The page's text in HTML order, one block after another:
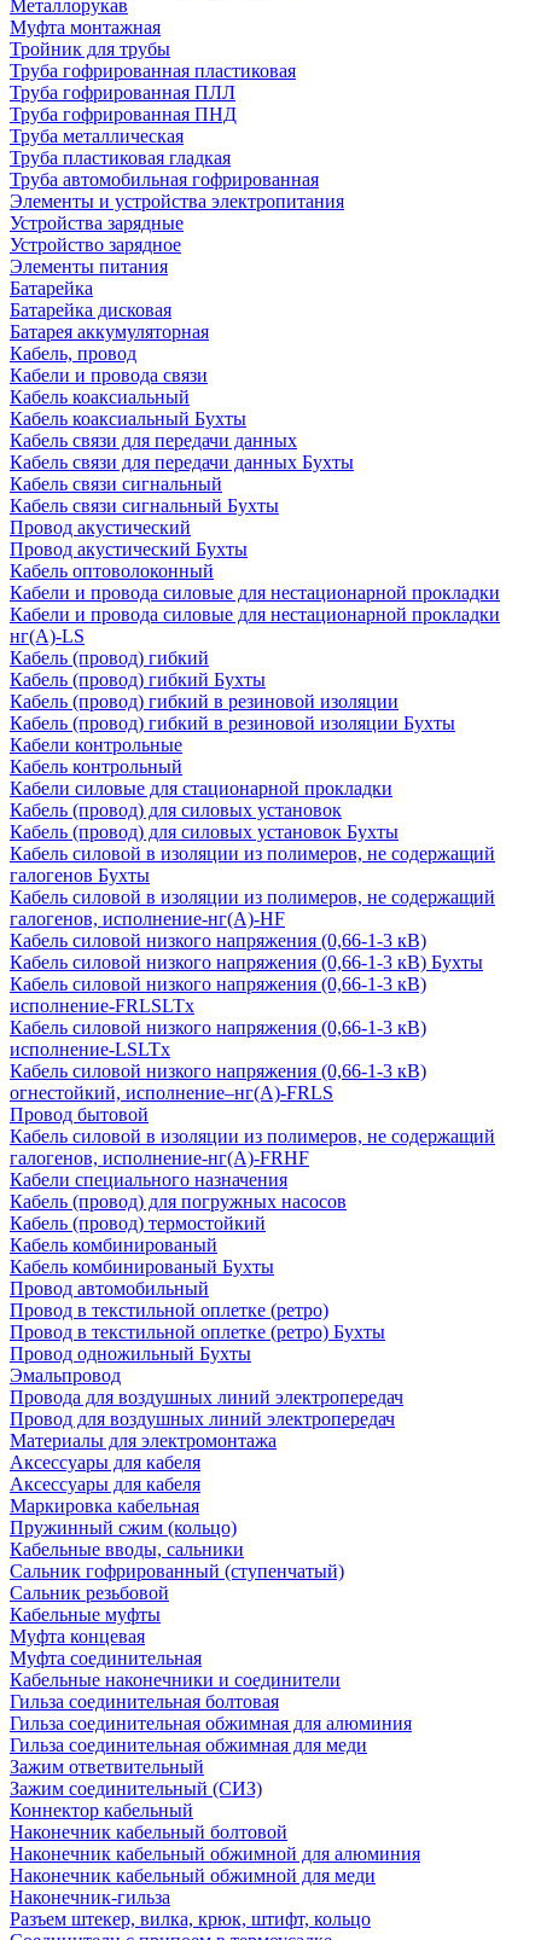
Металлорукав
Муфта монтажная
Тройник для трубы
Труба гофрированная пластиковая
Труба гофрированная ПЛЛ
Труба гофрированная ПНД
Труба металлическая
Труба пластиковая гладкая
Труба автомобильная гофрированная
Элементы и устройства электропитания
Устройства зарядные
Устройство зарядное
Элементы питания
Батарейка
Батарейка дисковая
Батарея аккумуляторная
Кабель, провод
Кабели и провода связи
Кабель коаксиальный
Кабель коаксиальный Бухты
Кабель связи для передачи данных
Кабель связи для передачи данных Бухты
Кабель связи сигнальный
Кабель связи сигнальный Бухты
Провод акустический
Провод акустический Бухты
Кабель оптоволоконный
Кабели и провода силовые для нестационарной прокладки
Кабели и провода силовые для нестационарной прокладки
нг(А)-LS
Кабель (провод) гибкий
Кабель (провод) гибкий Бухты
Кабель (провод) гибкий в резиновой изоляции
Кабель (провод) гибкий в резиновой изоляции Бухты
Кабели контрольные
Кабель контрольный
Кабели силовые для стационарной прокладки
Кабель (провод) для силовых установок
Кабель (провод) для силовых установок Бухты
Кабель силовой в изоляции из полимеров, не содержащий
галогенов Бухты
Кабель силовой в изоляции из полимеров, не содержащий
галогенов, исполнение-нг(А)-HF
Кабель силовой низкого напряжения (0,66-1-3 кВ)
Кабель силовой низкого напряжения (0,66-1-3 кВ) Бухты
Кабель силовой низкого напряжения (0,66-1-3 кВ)
исполнение-FRLSLTx
Кабель силовой низкого напряжения (0,66-1-3 кВ)
исполнение-LSLTx
Кабель силовой низкого напряжения (0,66-1-3 кВ)
огнестойкий, исполнение–нг(А)-FRLS
Провод бытовой
Кабель силовой в изоляции из полимеров, не содержащий
галогенов, исполнение-нг(А)-FRHF
Кабели специального назначения
Кабель (провод) для погружных насосов
Кабель (провод) термостойкий
Кабель комбинированый
Кабель комбинированый Бухты
Провод автомобильный
Провод в текстильной оплетке (ретро)
Провод в текстильной оплетке (ретро) Бухты
Провод одножильный Бухты
Эмальпровод
Провода для воздушных линий электропередач
Провод для воздушных линий электропередач
Материалы для электромонтажа
Аксессуары для кабеля
Аксессуары для кабеля
Маркировка кабельная
Пружинный сжим (кольцо)
Кабельные вводы, сальники
Сальник гофрированный (ступенчатый)
Сальник резьбовой
Кабельные муфты
Муфта концевая
Муфта соединительная
Кабельные наконечники и соединители
Гильза соединительная болтовая
Гильза соединительная обжимная для алюминия
Гильза соединительная обжимная для меди
Зажим ответвительный
Зажим соединительный (СИЗ)
Коннектор кабельный
Наконечник кабельный болтовой
Наконечник кабельный обжимной для алюминия
Наконечник кабельный обжимной для меди
Наконечник-гильза
Разъем штекер, вилка, крюк, штифт, кольцо